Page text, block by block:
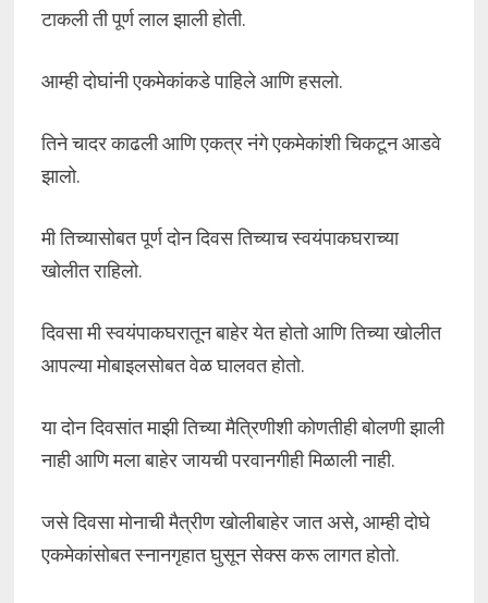
टाकली ती पूर्ण लाल झाली होती.
आम्ही दोघांनी एकमेकांकडे पाहिले आणि हसलो.
तिने चादर काढली आणि एकत्र नंगे एकमेकांशी चिकटून आडवे
झालो.
मी तिच्यासोबत पूर्ण दोन दिवस तिच्याच स्वयंपाकघराच्या
खोलीत राहिलो.
दिवसा मी स्वयंपाकघरातून बाहेर येत होतो आणि तिच्या खोलीत
आपल्या मोबाइलसोबत वेळ घालवत होतो.
या दोन दिवसांत माझी तिच्या मैत्रिणीशी कोणतीही बोलणी झाली
नाही आणि मला बाहेर जायची परवानगीही मिळाली नाही.
जसे दिवसा मोनाची मैत्रीण खोलीबाहेर जात असे, आम्ही दोघे
एकमेकांसोबत स्नानगृहात घुसून सेक्स करू लागत होतो.